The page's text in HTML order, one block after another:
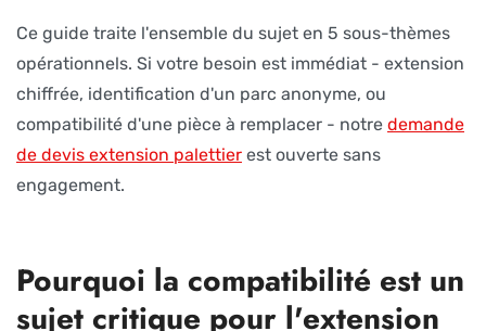
Ce guide traite l'ensemble du sujet en 5 sous-thèmes
opérationnels. Si votre besoin est immédiat - extension
chiffrée, identification d'un parc anonyme, ou
compatibilité d'une pièce à remplacer - notre demande
de devis extension palettier est ouverte sans
engagement.
Pourquoi la compatibilité est un
sujet critique pour l'extension